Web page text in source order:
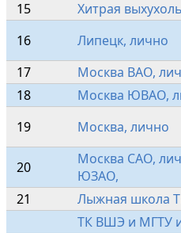
15
Хитрая выхухоль
16
Липецк, лично
17
Москва ВАО,
18
Москва ЮВАО,
19
Москва, лично
20
Москва САО,
ЮЗАО,
21
Лыжная школа
ТК ВШЭ и МГТУ